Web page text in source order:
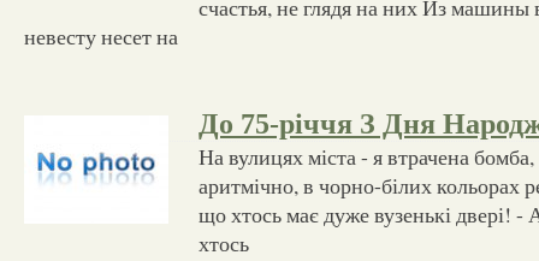
счастья, не глядя на них Из
невесту несет на
До 75-річчя З Дня
На вулицях міста - я втрачена
аритмічно, в чорно-білих кольорах
що хтось має дуже вузенькі двері! -
хтось